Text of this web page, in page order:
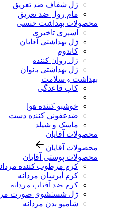
ژل شفاف ضد تعریق
مام رول ضد تعریق
محصولات بهداشت جنسی
اسپری تاخیری
ژل بهداشتی آقایان
کاندوم
ژل روان کننده
ژل بهداشتی بانوان
بهداشت و سلامت
کاپ قاعدگی
خوشبو کننده هوا
ضدعفونی کننده دست
ماسک و شیلد
محصولات آقایان
محصولات آقایان
محصولات پوستی آقایان
کرم مرطوب کننده
کرم آبرسان مردانه
کرم ضد آفتاب مردانه
ژل شستشوی صورت
شامپو بدن مردانه